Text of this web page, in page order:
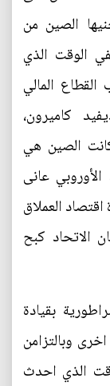
الصين من
الوقت الذي
المالي
كاميرون،
الصين هي
عانى
العملاق
الاتحاد كبح
بقيادة
وبالتزامن
الذي احدث